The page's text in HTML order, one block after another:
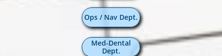
Ops / Nav Dept.
Med-Dental
Dept.